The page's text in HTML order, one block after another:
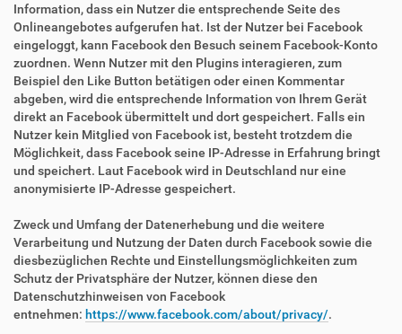
Information, dass ein Nutzer die entsprechende Seite des
Onlineangebotes aufgerufen hat. Ist der Nutzer bei Facebook
eingeloggt, kann Facebook den Besuch seinem Facebook-Konto
zuordnen. Wenn Nutzer mit den Plugins interagieren, zum
Beispiel den Like Button betätigen oder einen Kommentar
abgeben, wird die entsprechende Information von Ihrem Gerät
direkt an Facebook übermittelt und dort gespeichert. Falls ein
Nutzer kein Mitglied von Facebook ist, besteht trotzdem die
Möglichkeit, dass Facebook seine IP-Adresse in Erfahrung bringt
und speichert. Laut Facebook wird in Deutschland nur eine
anonymisierte IP-Adresse gespeichert.
Zweck und Umfang der Datenerhebung und die weitere
Verarbeitung und Nutzung der Daten durch Facebook sowie die
diesbezüglichen Rechte und Einstellungsmöglichkeiten zum
Schutz der Privatsphäre der Nutzer, können diese den
Datenschutzhinweisen von Facebook
entnehmen: https://www.facebook.com/about/privacy/.